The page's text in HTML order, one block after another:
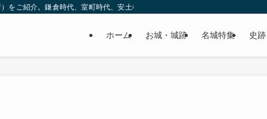
をご紹介。鎌倉時代、室町時代、安土桃山時代（戦国時代）、江戸時代と幅広
ホーム お城・城跡 名城特集 史